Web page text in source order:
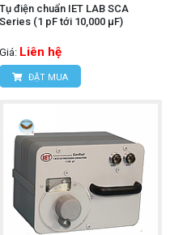
Tụ điện chuẩn IET LAB SCA
Series (1 pF tới 10,000 µF)
Giá: Liên hệ
ĐẶT MUA